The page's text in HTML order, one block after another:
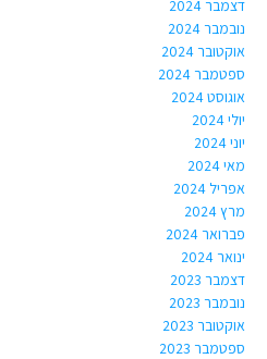
דצמבר 2024
נובמבר 2024
אוקטובר 2024
ספטמבר 2024
אוגוסט 2024
יולי 2024
יוני 2024
מאי 2024
אפריל 2024
מרץ 2024
פברואר 2024
ינואר 2024
דצמבר 2023
נובמבר 2023
אוקטובר 2023
ספטמבר 2023